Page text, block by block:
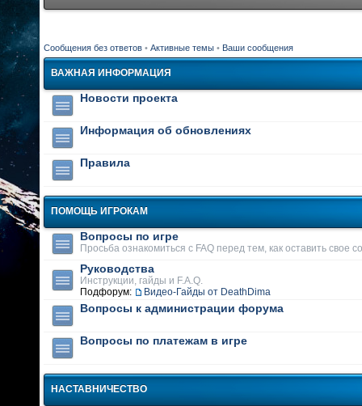
Сообщения без ответов • Активные темы • Ваши сообщения
ВАЖНАЯ ИНФОРМАЦИЯ
Новости проекта
Информация об обновлениях
Правила
ПОМОЩЬ ИГРОКАМ
Вопросы по игре
Просьба ознакомиться с FAQ перед тем, как оставить свое
Руководства
Инструкции, гайды и F.A.Q.
Подфорум:
Видео-Гайды от DeathDima
Вопросы к администрации форума
Вопросы по платежам в игре
НАСТАВНИЧЕСТВО